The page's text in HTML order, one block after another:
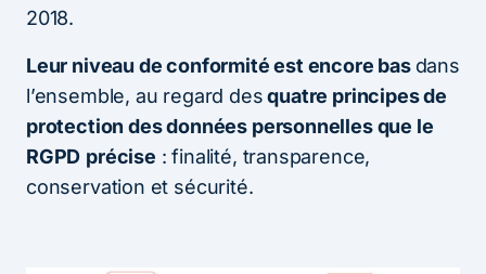
2018.
Leur niveau de conformité est encore bas dans
l’ensemble, au regard desquatre principes de
protection des données personnelles que le
RGPD précise : finalité, transparence,
conservation et sécurité.